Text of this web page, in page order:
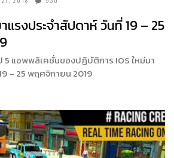
แรงประจำสัปดาห์ วันที่ 19 – 25
5 แอพพลิเคชั่นของปฏิบัติการ IOS ใหม่มา
– 25 พฤศจิกายน 2019